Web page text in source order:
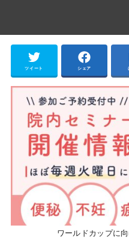
ツイート シェア
ワールドカップに